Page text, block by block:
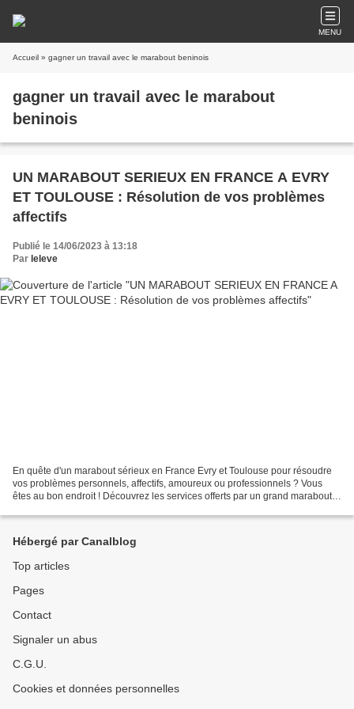
MENU
Accueil » gagner un travail avec le marabout beninois
gagner un travail avec le marabout
beninois
UN MARABOUT SERIEUX EN FRANCE A EVRY
ET TOULOUSE : Résolution de vos problèmes
affectifs
Publié le 14/06/2023 à 13:18
Par leleve
En quête d'un marabout sérieux en France Evry et Toulouse pour résoudre
vos problèmes personnels, affectifs, amoureux ou professionnels ? Vous
êtes au bon endroit ! Découvrez les services offerts par un grand marabout
Hébergé par Canalblog
Top articles
Pages
Contact
Signaler un abus
C.G.U.
Cookies et données personnelles